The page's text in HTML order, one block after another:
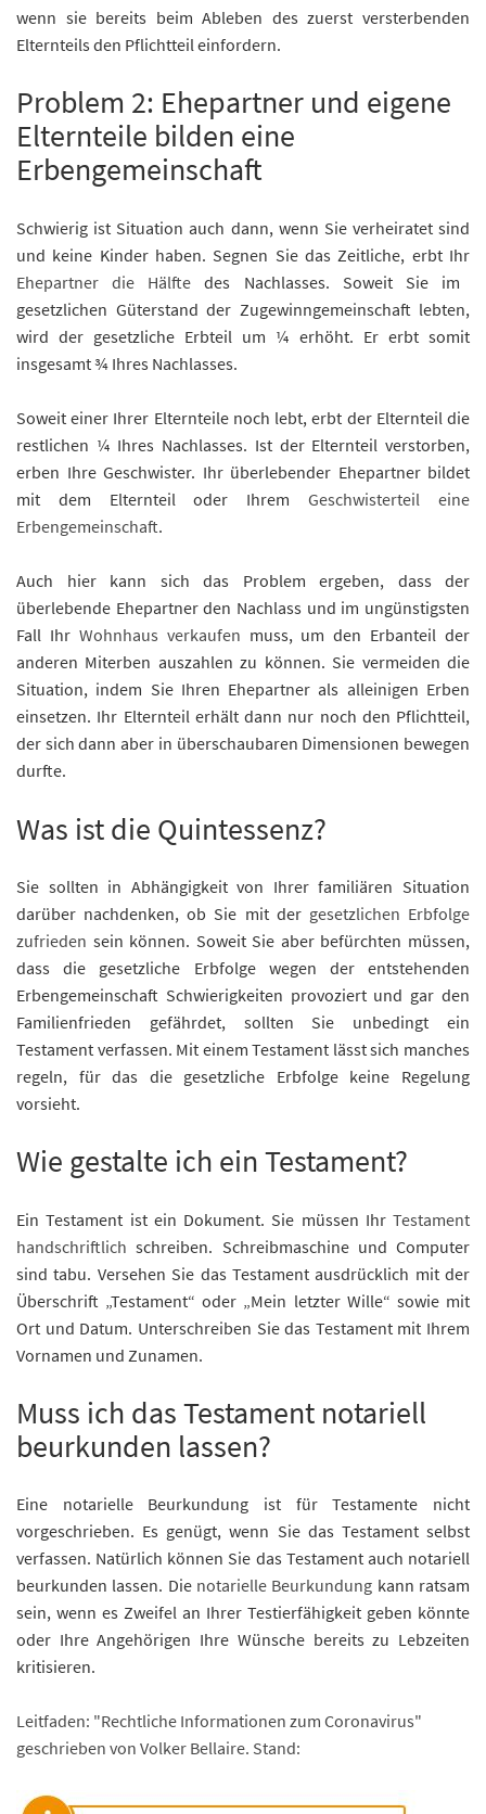
wenn sie bereits beim Ableben des zuerst versterbenden
Elternteils den Pflichtteil einfordern.
Problem 2: Ehepartner und eigene
Elternteile bilden eine
Erbengemeinschaft
Schwierig ist Situation auch dann, wenn Sie verheiratet sind
und keine Kinder haben. Segnen Sie das Zeitliche, erbt Ihr
Ehepartner die Hälfte des Nachlasses. Soweit Sie im
gesetzlichen Güterstand der Zugewinngemeinschaft lebten,
wird der gesetzliche Erbteil um ¼ erhöht. Er erbt somit
insgesamt ¾ Ihres Nachlasses.
Soweit einer Ihrer Elternteile noch lebt, erbt der Elternteil die
restlichen ¼ Ihres Nachlasses. Ist der Elternteil verstorben,
erben Ihre Geschwister. Ihr überlebender Ehepartner bildet
mit dem Elternteil oder IhremGeschwisterteil eine
Erbengemeinschaft.
Auch hier kann sich das Problem ergeben, dass der
überlebende Ehepartner den Nachlass und im ungünstigsten
Fall Ihr Wohnhaus verkaufen muss, um den Erbanteil der
anderen Miterben auszahlen zu können. Sie vermeiden die
Situation, indem Sie Ihren Ehepartner als alleinigen Erben
einsetzen. Ihr Elternteil erhält dann nur noch den Pflichtteil,
der sich dann aber in überschaubaren Dimensionen bewegen
durfte.
Was ist die Quintessenz?
Sie sollten in Abhängigkeit von Ihrer familiären Situation
darüber nachdenken, ob Sie mit der gesetzlichen Erbfolge
zufrieden sein können. Soweit Sie aber befürchten müssen,
dass die gesetzliche Erbfolge wegen der entstehenden
Erbengemeinschaft Schwierigkeiten provoziert und gar den
Familienfrieden gefährdet, sollten Sie unbedingt ein
Testament verfassen. Mit einem Testament lässt sich manches
regeln, für das die gesetzliche Erbfolge keine Regelung
vorsieht.
Wie gestalte ich ein Testament?
Ein Testament ist ein Dokument. Sie müssen Ihr Testament
handschriftlich schreiben. Schreibmaschine und Computer
sind tabu. Versehen Sie das Testament ausdrücklich mit der
Überschrift „Testament“ oder „Mein letzter Wille“ sowie mit
Ort und Datum. Unterschreiben Sie das Testament mit Ihrem
Vornamen und Zunamen.
Muss ich das Testament notariell
beurkunden lassen?
Eine notarielle Beurkundung ist für Testamente nicht
vorgeschrieben. Es genügt, wenn Sie das Testament selbst
verfassen. Natürlich können Sie das Testament auch notariell
beurkunden lassen. Die notarielle Beurkundung kann ratsam
sein, wenn es Zweifel an Ihrer Testierfähigkeit geben könnte
oder Ihre Angehörigen Ihre Wünsche bereits zu Lebzeiten
kritisieren.
Leitfaden: "Rechtliche Informationen zum Coronavirus"
geschrieben von Volker Bellaire. Stand: